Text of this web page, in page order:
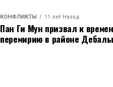
КОНФЛИКТЫ 11 лет Назад
Пан Ги Мун призвал к
перемирию в районе